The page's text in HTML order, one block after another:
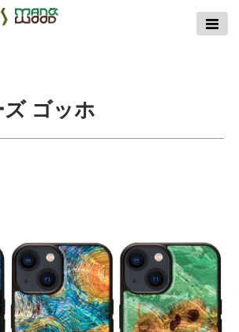
【公式サイト】
木ケース
ゴッホ